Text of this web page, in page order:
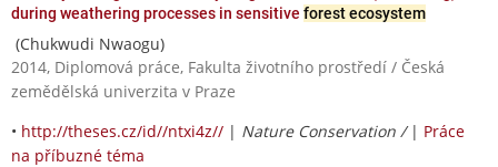
during weathering processes in sensitive forest ecosystem
(Chukwudi Nwaogu)
2014, Diplomová práce, Fakulta životního prostředí / Česká
zemědělská univerzita v Praze
• http://theses.cz/id//ntxi4z// | Nature Conservation / | Práce
na příbuzné téma